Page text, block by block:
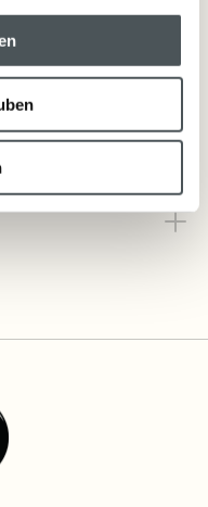
das Symbol der Verliebten.
eine Almrose
uns wieder?“ und sollte
unvergleichliche Gefühl